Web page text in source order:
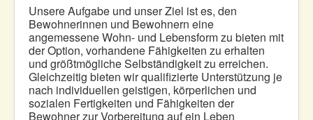
Unsere Aufgabe und unser Ziel ist es, den
Bewohnerinnen und Bewohnern eine
angemessene Wohn- und Lebensform zu bieten mit
der Option, vorhandene Fähigkeiten zu erhalten
und größtmögliche Selbständigkeit zu erreichen.
Gleichzeitig bieten wir qualifizierte Unterstützung je
nach individuellen geistigen, körperlichen und
sozialen Fertigkeiten und Fähigkeiten der
Bewohner zur Vorbereitung auf ein Leben